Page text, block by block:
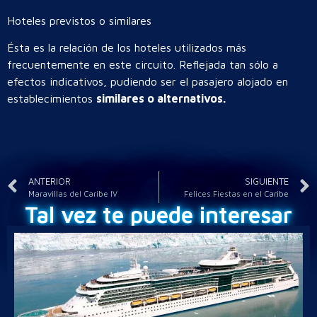
Hoteles previstos o similares
Ésta es la relación de los hoteles utilizados más
frecuentemente en este circuito. Reflejada tan sólo a
efectos indicativos, pudiendo ser el pasajero alojado en
establecimientos similares o alternativos.
ANTERIOR
Maravillas del Caribe IV
SIGUIENTE
Felices Fiestas en el Caribe
Tal vez te puede interesar